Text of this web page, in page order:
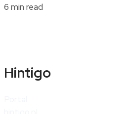
6 min read
Hintigo